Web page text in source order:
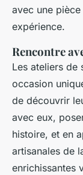
avec une
expérience.
Rencontre
Les ateliers de
occasion
de découvrir
avec eux,
histoire, et en
artisanales de
enrichissantes